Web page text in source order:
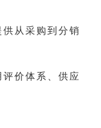
供从采购到分销
评价体系、供应